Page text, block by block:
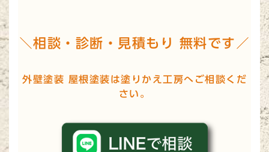
＼相談・診断・見積もり 無料です／
外壁塗装 屋根塗装は塗りかえ工房へご相談くだ
さい。